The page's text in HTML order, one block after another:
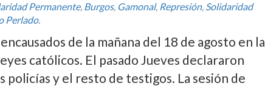
Permanente, Burgos, Gamonal, Represión, Solidaridad
Perlado.
de la mañana del 18 de agosto en la
católicos. El pasado Jueves declararon
policí­as y el resto de testigos. La sesión de